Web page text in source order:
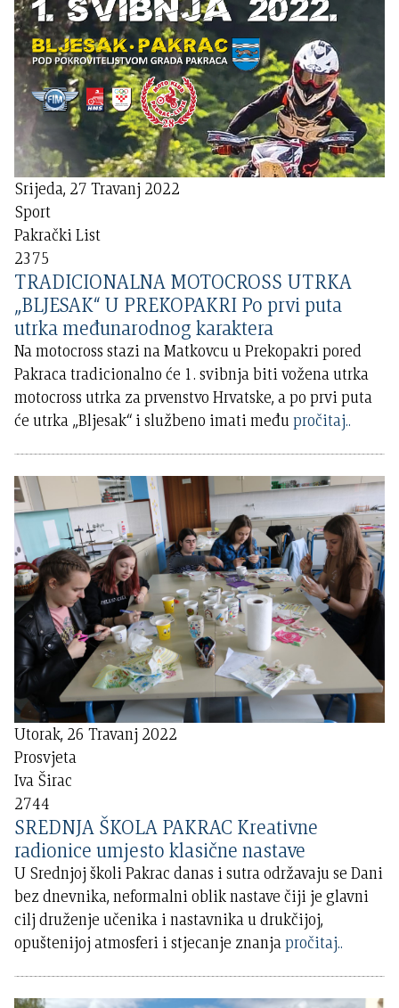
Srijeda, 27 Travanj 2022
Sport
Pakrački List
2375
TRADICIONALNA MOTOCROSS UTRKA
„BLJESAK“ U PREKOPAKRI Po prvi puta
utrka međunarodnog karaktera
Na motocross stazi na Matkovcu u Prekopakri pored
Pakraca tradicionalno će 1. svibnja biti vožena utrka
motocross utrka za prvenstvo Hrvatske, a po prvi puta
će utrka „Bljesak“ i službeno imati međupročitaj..
Utorak, 26 Travanj 2022
Prosvjeta
Iva Širac
2744
SREDNJA ŠKOLA PAKRAC Kreativne
radionice umjesto klasične nastave
U Srednjoj školi Pakrac danas i sutra održavaju se Dani
bez dnevnika, neformalni oblik nastave čiji je glavni
cilj druženje učenika i nastavnika u drukčijoj,
opuštenijoj atmosferi i stjecanje znanjapročitaj..